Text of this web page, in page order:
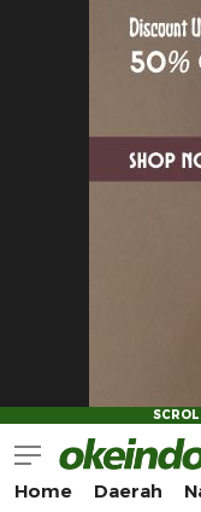
Mengonlinekan
Home Daerah